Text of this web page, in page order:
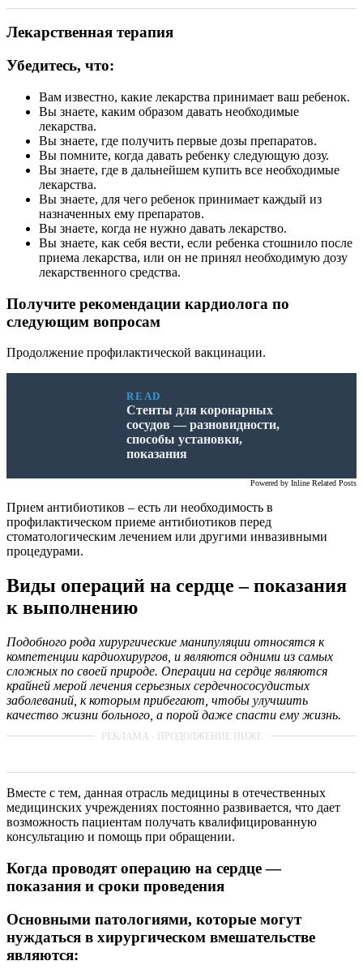
Лекарственная терапия
Убедитесь, что:
Вам известно, какие лекарства принимает ваш ребенок.
Вы знаете, каким образом давать необходимые
лекарства.
Вы знаете, где получить первые дозы препаратов.
Вы помните, когда давать ребенку следующую дозу.
Вы знаете, где в дальнейшем купить все необходимые
лекарства.
Вы знаете, для чего ребенок принимает каждый из
назначенных ему препаратов.
Вы знаете, когда не нужно давать лекарство.
Вы знаете, как себя вести, если ребенка стошнило после
приема лекарства, или он не принял необходимую дозу
лекарственного средства.
Получите рекомендации кардиолога по
следующим вопросам
Продолжение профилактической вакцинации.
READ
Стенты для коронарных
сосудов — разновидности,
способы установки,
показания
Powered by Inline Related Posts
Прием антибиотиков – есть ли необходимость в
профилактическом приеме антибиотиков перед
стоматологическим лечением или другими инвазивными
процедурами.
Виды операций на сердце – показания
к выполнению
Подобного рода хирургические манипуляции относятся к
компетенции кардиохирургов, и являются одними из самых
сложных по своей природе. Операции на сердце являются
крайней мерой лечения серьезных сердечнососудистых
заболеваний, к которым прибегают, чтобы улучшить
качество жизни больного, а порой даже спасти ему жизнь.
Вместе с тем, данная отрасль медицины в отечественных
медицинских учреждениях постоянно развивается, что дает
возможность пациентам получать квалифицированную
консультацию и помощь при обращении.
Когда проводят операцию на сердце —
показания и сроки проведения
Основными патологиями, которые могут
нуждаться в хирургическом вмешательстве
являются: